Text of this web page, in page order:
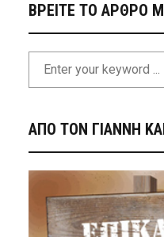
ΒΡΕΙΤΕ ΤΟ ΑΡΘΡΟ
ΑΠΟ ΤΟΝ ΓΙΑΝΝΗ